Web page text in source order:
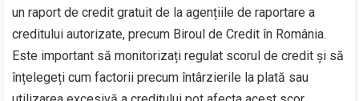
un raport de credit gratuit de la agențiile de raportare a
creditului autorizate, precum Biroul de Credit în România.
Este important să monitorizați regulat scorul de credit și să
înțelegeți cum factorii precum întârzierile la plată sau